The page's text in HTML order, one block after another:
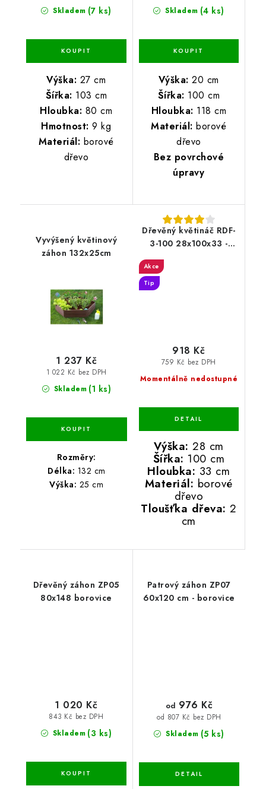
Skladem (7 ks)
Výška: 27 cm
Šířka: 103 cm
Hloubka: 80 cm
Hmotnost: 9 kg
Materiál: borové
dřevo
Skladem (4 ks)
Výška: 20 cm
Šířka: 100 cm
Hloubka: 118 cm
Materiál: borové
dřevo
Bez povrchové
úpravy
Vyvýšený květinový
záhon 132x25cm
Skladem (1 ks)
1 022 Kč bez DPH
1 237 Kč
Rozměry:
Délka: 132 cm
Výška: 25 cm
Dřevěný květináč RDF-
3-100 28x100x33 -
Akce
Tip
Momentálně nedostupné
759 Kč bez DPH
918 Kč
Výška:28 cm
Šířka: 100 cm
Hloubka: 33 cm
Materiál: borové
dřevo
Tloušťka dřeva: 2
cm
Dřevěný záhon ZP05
80x148 borovice
Skladem (3 ks)
843 Kč bez DPH
1 020 Kč
Patrový záhon ZP07
60x120 cm - borovice
Skladem (5 ks)
od 807 Kč bez DPH
od 976 Kč